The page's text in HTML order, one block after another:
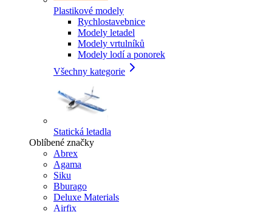
Plastikové modely
Rychlostavebnice
Modely letadel
Modely vrtulníků
Modely lodí a ponorek
Všechny kategorie
Statická letadla
Oblíbené značky
Abrex
Agama
Siku
Bburago
Deluxe Materials
Airfix